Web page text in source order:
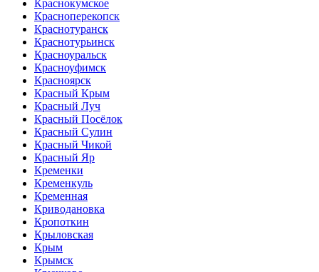
Краснокумское
Красноперекопск
Краснотуранск
Краснотурьинск
Красноуральск
Красноуфимск
Красноярск
Красный Крым
Красный Луч
Красный Посёлок
Красный Сулин
Красный Чикой
Красный Яр
Кременки
Кременкуль
Кременная
Криводановка
Кропоткин
Крыловская
Крым
Крымск